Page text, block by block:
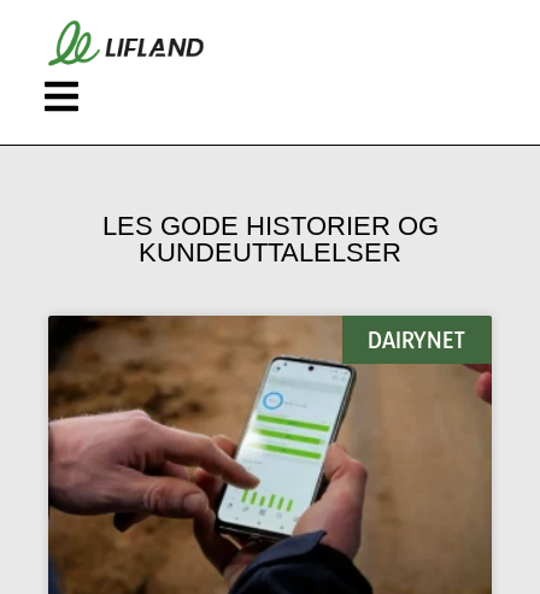
LES GODE HISTORIER OG
KUNDEUTTALELSER
DAIRYNET